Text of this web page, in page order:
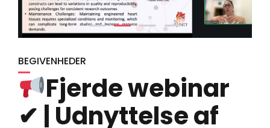
BEGIVENHEDER
Fjerde webinar
✔ | Udnyttelse af